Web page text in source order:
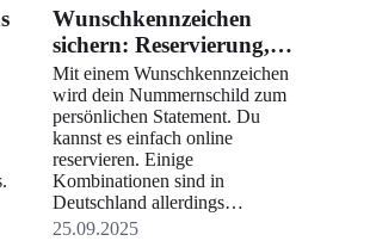
Wunschkennzeichen
sichern: Reservierung,
Kosten & Fristen
Mit einem Wunschkennzeichen
wird dein Nummernschild zum
persönlichen Statement. Du
kannst es einfach online
reservieren. Einige
Kombinationen sind in
Deutschland allerdings
verboten.
25.09.2025